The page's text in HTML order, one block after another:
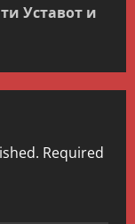
Уставот и
Required